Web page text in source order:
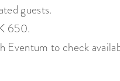
guests.
650.
Eventum to check